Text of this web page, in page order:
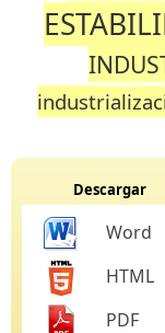
Descargar
Word
HTML
PDF